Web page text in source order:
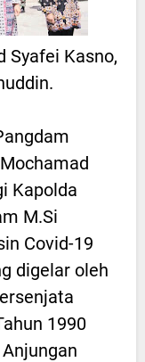
Syafei Kasno,
Kapolda
M.Si
Covid-19
digelar oleh
1990